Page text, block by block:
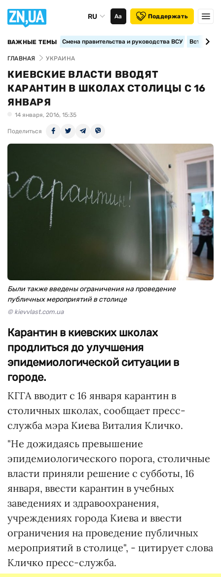
RU Аа Поддержать
ВАЖНЫЕ ТЕМЫ Смена правительства и руководства ВСУ
ГЛАВНАЯ УКРАИНА
КИЕВСКИЕ ВЛАСТИ ВВОДЯТ
КАРАНТИН В ШКОЛАХ СТОЛИЦЫ С 16
ЯНВАРЯ
14 января, 2016, 15:35
Поделиться
Были также введены ограничения на проведение
публичных мероприятий в столице
© kievvlast.com.ua
Карантин в киевских школах
продлиться до улучшения
эпидемиологической ситуации в
городе.
КГГА вводит с 16 января карантин в
столичных школах, сообщает пресс-
служба мэра Киева Виталия Кличко.
"Не дожидаясь превышение
эпидемиологического порога, столичные
власти приняли решение с субботы, 16
января, ввести карантин в учебных
заведениях и здравоохранения,
учреждениях города Киева и ввести
ограничения на проведение публичных
мероприятий в столице", - цитирует слова
Кличко пресс-служба.